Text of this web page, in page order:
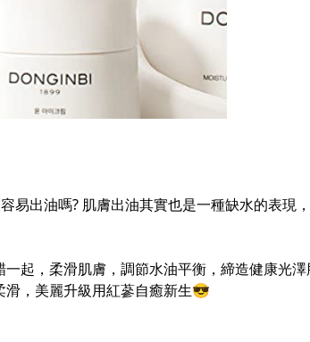
易出油嗎? 肌膚出油其實也是一種缺水的表現
起，柔滑肌膚，調節水油平衡，締造健康光
滑，美麗升級用紅蔘自癒新生😎